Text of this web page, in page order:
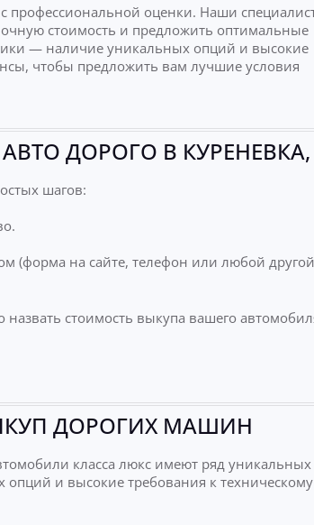
профессиональной оценки. Наши
стоимость и предложить оптимальные
— наличие уникальных опций и высокие
чтобы предложить вам лучшие условия
ДОРОГО В
шагов:
(форма на сайте, телефон или любой
стоимость выкупа вашего
ДОРОГИХ МАШИН
класса люкс имеют ряд уникальных
опций и высокие требования к техническому